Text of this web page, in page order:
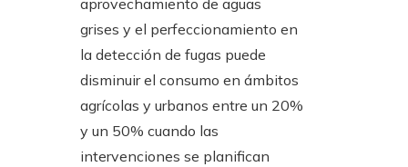
aprovechamiento de aguas
grises y el perfeccionamiento en
la detección de fugas puede
disminuir el consumo en ámbitos
agrícolas y urbanos entre un 20%
y un 50% cuando las
intervenciones se planifican